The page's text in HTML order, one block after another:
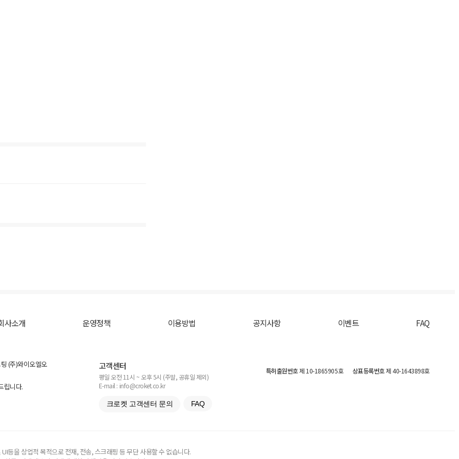
사소개 운영정책 이용방법 공지사항 이벤트 FAQ
(주)와이오엘오
립니다.
고객센터
평일 오전 11시 ~ 오후 5시 (주말, 공휴일 제외)
E-mail : info@croket.co.kr
크로켓 고객센터 문의 FAQ
특허출원번호제 10-1865905호 상표등록번호제 40-1643898호
등을 상업적 목적으로 전재, 전송, 스크래핑 등 무단 사용할 수 없습니다.